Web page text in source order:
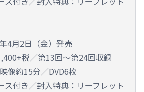
4月2日（金）発売
税／第13回～第24回収録
像約15分／DVD6枚
ス付き／封入特典：リーフレット